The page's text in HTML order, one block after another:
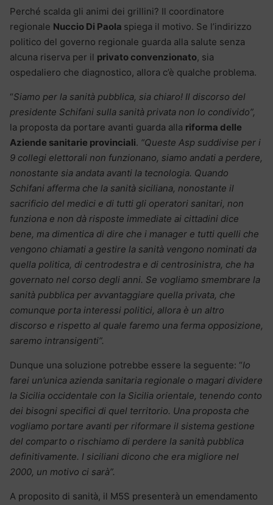
Perché scalda gli animi dei grillini? Il coordinatore
regionale Nuccio Di Paola spiega il motivo. Se l’indirizzo
politico del governo regionale guarda alla salute senza
alcuna riserva per il privato convenzionato, sia
ospedaliero che diagnostico, allora c’è qualche problema.
“Siamo per la sanità pubblica, sia chiaro! Il discorso del
presidente Schifani sulla sanità privata non lo condivido”,
la proposta da portare avanti guarda alla riforma delle
Aziende sanitarie provinciali. “Queste Asp suddivise per i
9 collegi elettorali non funzionano, siamo andati a perdere,
nonostante sia andata avanti la tecnologia. Quando
Schifani afferma che la sanità siciliana, nonostante il
sacrificio del medici e di tutti gli operatori sanitari, non
funziona e non dà risposte immediate ai cittadini dice
bene, ma dimentica di dire che i manager e tutti quelli che
vengono chiamati a gestire la sanità vengono nominati da
quella politica, di centrodestra e di centrosinistra, che ha
governato nel corso degli anni. Se vogliamo smembrare la
sanità pubblica per avvantaggiare quella privata, che
comunque porta interessi politici, allora è un altro
discorso e rispetto al quale faremo una ferma opposizione,
saremo intransigenti”.
Dunque una soluzione potrebbe essere la seguente: “Io
farei un’unica azienda sanitaria regionale o magari dividere
la Sicilia occidentale con la Sicilia orientale, tenendo conto
dei bisogni specifici di quel territorio. Una proposta che
vogliamo portare avanti per riformare il sistema gestione
del comparto o rischiamo di perdere la sanità pubblica
definitivamente. I siciliani dicono che era migliore nel
2000, un motivo ci sarà”.
A proposito di sanità, il M5S presenterà un emendamento